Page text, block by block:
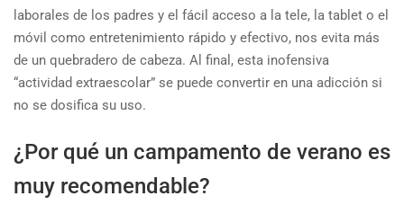
laborales de los padres y el fácil acceso a la tele, la tablet o el
móvil como entretenimiento rápido y efectivo, nos evita más
de un quebradero de cabeza. Al final, esta inofensiva
“actividad extraescolar” se puede convertir en una adicción si
no se dosifica su uso.
¿Por qué un campamento de verano es
muy recomendable?